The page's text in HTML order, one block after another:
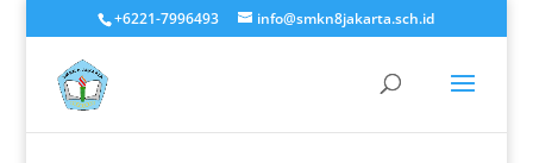
+6221-7996493 info@smkn8jakarta.sch.id